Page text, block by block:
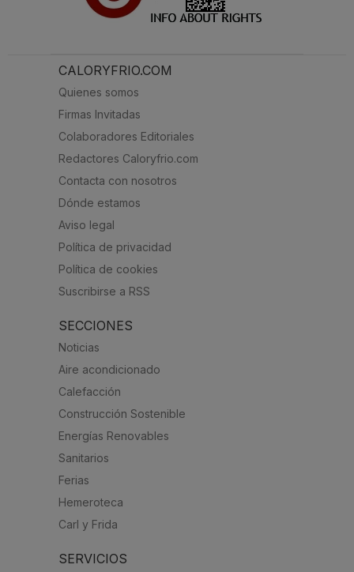
CALORYFRIO.COM
Quienes somos
Firmas Invitadas
Colaboradores Editoriales
Redactores Caloryfrio.com
Contacta con nosotros
Dónde estamos
Aviso legal
Política de privacidad
Política de cookies
Suscribirse a RSS
SECCIONES
Noticias
Aire acondicionado
Calefacción
Construcción Sostenible
Energías Renovables
Sanitarios
Ferias
Hemeroteca
Carl y Frida
SERVICIOS